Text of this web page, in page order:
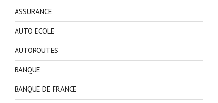
ASSURANCE
AUTO ECOLE
AUTOROUTES
BANQUE
BANQUE DE FRANCE